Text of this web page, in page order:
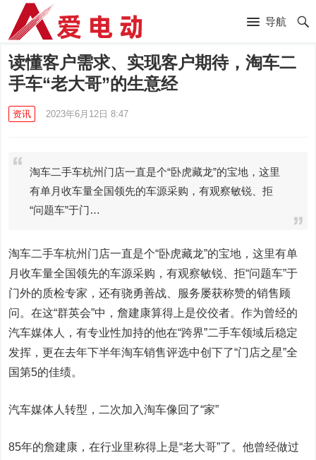
导航
读懂客户需求、实现客户期待，淘车二
手车“老大哥”的生意经
资讯 2023年6月12日 8:47
淘车二手车杭州门店一直是个“卧虎藏龙”的宝地，这里
有单月收车量全国领先的车源采购，有观察敏锐、拒
“问题车”于门…
淘车二手车杭州门店一直是个“卧虎藏龙”的宝地，这里有单
月收车量全国领先的车源采购，有观察敏锐、拒“问题车”于
门外的质检专家，还有骁勇善战、服务屡获称赞的销售顾
问。在这“群英会”中，詹建康算得上是佼佼者。作为曾经的
汽车媒体人，有专业性加持的他在“跨界”二手车领域后稳定
发挥，更在去年下半年淘车销售评选中创下了“门店之星”全
国第5的佳绩。
汽车媒体人转型，二次加入淘车像回了“家”
85年的詹建康，在行业里称得上是“老大哥”了。他曾经做过